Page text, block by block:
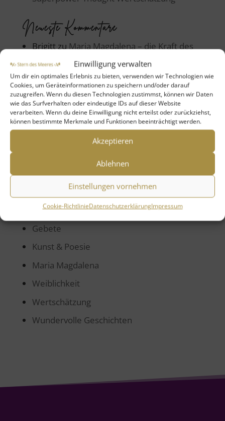
Einwilligung verwalten
Um dir ein optimales Erlebnis zu bieten, verwenden wir Technologien wie
Cookies, um Geräteinformationen zu speichern und/oder darauf
zuzugreifen. Wenn du diesen Technologien zustimmst, können wir Daten
wie das Surfverhalten oder eindeutige IDs auf dieser Website
verarbeiten. Wenn du deine Einwilligung nicht erteilst oder zurückziehst,
können bestimmte Merkmale und Funktionen beeinträchtigt werden.
Akzeptieren
Ablehnen
Einstellungen vornehmen
Cookie-RichtlinieDatenschutzerklärungImpressum
Neueste Kommentare
BrigittzuMaria Magdalena – die Kraft des
Segnens & Salbens
Marion HellwigzuVom Traum zum Tun
Gabriele Unger zuVom Traum zum Tun
Beatrix LoopzuMaria Magdalena –
Pionierin der Liebe, Mut und Wahrheit
zuMutter Maria – Leben
mit der Kraft Gottes
Kategorien
Allgemein
Gebete
Kunst & Poesie
Maria Magdalena
Weiblichkeit
Wertschätzung
Wundervolle Geschichten